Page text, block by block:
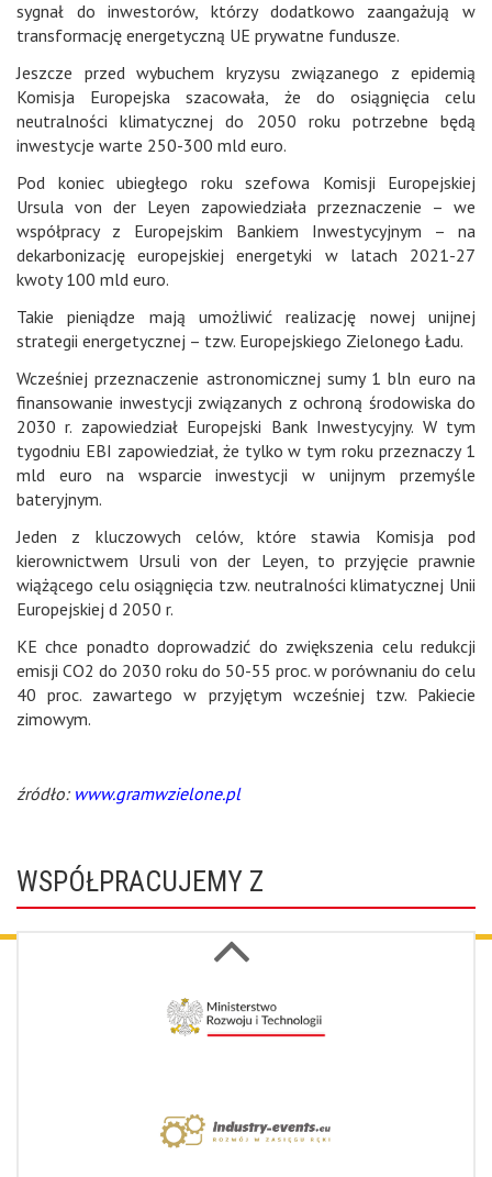
sygnał do inwestorów, którzy dodatkowo zaangażują w
transformację energetyczną UE prywatne fundusze.
Jeszcze przed wybuchem kryzysu związanego z epidemią
Komisja Europejska szacowała, że do osiągnięcia celu
neutralności klimatycznej do 2050 roku potrzebne będą
inwestycje warte 250-300 mld euro.
Pod koniec ubiegłego roku szefowa Komisji Europejskiej
Ursula von der Leyen zapowiedziała przeznaczenie – we
współpracy z Europejskim Bankiem Inwestycyjnym – na
dekarbonizację europejskiej energetyki w latach 2021-27
kwoty 100 mld euro.
Takie pieniądze mają umożliwić realizację nowej unijnej
strategii energetycznej – tzw. Europejskiego Zielonego Ładu.
Wcześniej przeznaczenie astronomicznej sumy 1 bln euro na
finansowanie inwestycji związanych z ochroną środowiska do
2030 r. zapowiedział Europejski Bank Inwestycyjny. W tym
tygodniu EBI zapowiedział, że tylko w tym roku przeznaczy 1
mld euro na wsparcie inwestycji w unijnym przemyśle
bateryjnym.
Jeden z kluczowych celów, które stawia Komisja pod
kierownictwem Ursuli von der Leyen, to przyjęcie prawnie
wiążącego celu osiągnięcia tzw. neutralności klimatycznej Unii
Europejskiej d 2050 r.
KE chce ponadto doprowadzić do zwiększenia celu redukcji
emisji CO2 do 2030 roku do 50-55 proc. w porównaniu do celu
40 proc. zawartego w przyjętym wcześniej tzw. Pakiecie
zimowym.
źródło: www.gramwzielone.pl
WSPÓŁPRACUJEMY Z